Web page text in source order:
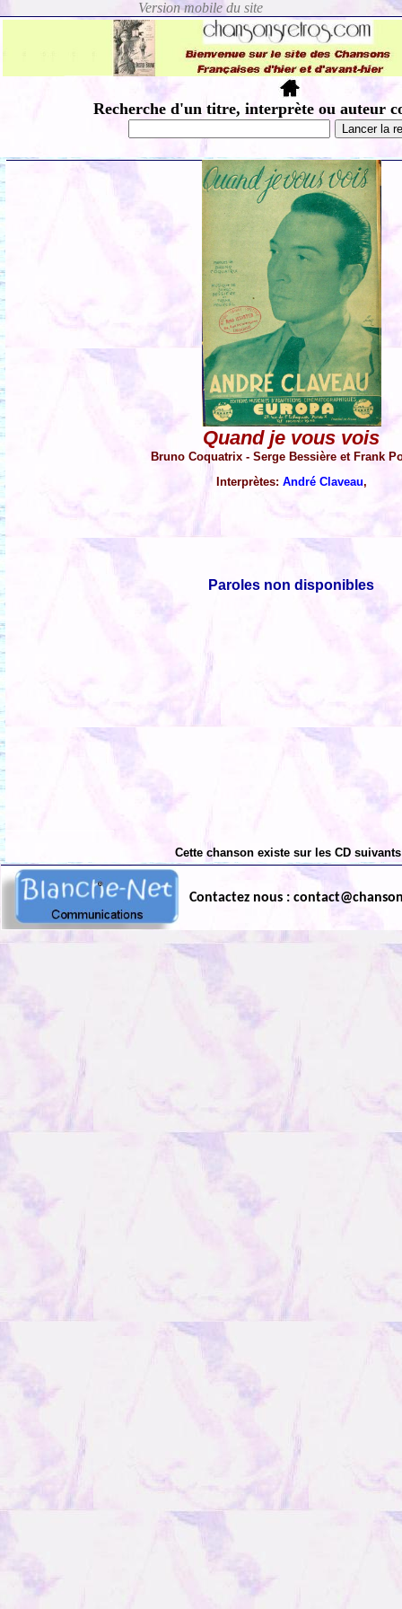
Recherche d'un titre, interprète ou auteur
Quand je vous vois
Bruno Coquatrix - Serge Bessière et Frank
Interprètes: André Claveau,
Paroles non disponibles
Cette chanson existe sur les CD
Contactez nous :